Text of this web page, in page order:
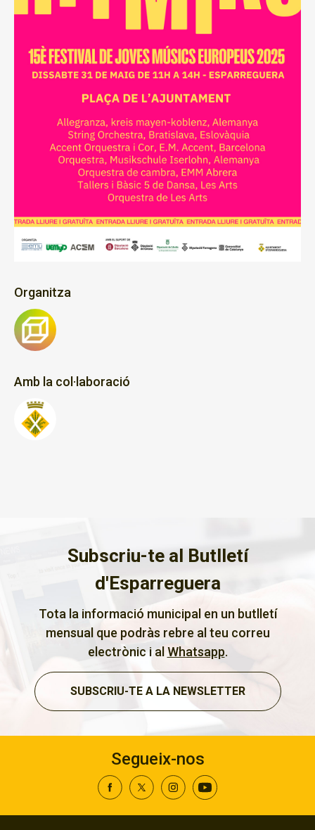
Organitza
Amb la col·laboració
Subscriu-te al Butlletí
d'Esparreguera
Tota la informació municipal en un butlletí
mensual que podràs rebre al teu correu
electrònic i al Whatsapp.
SUBSCRIU-TE A LA NEWSLETTER
Segueix-nos